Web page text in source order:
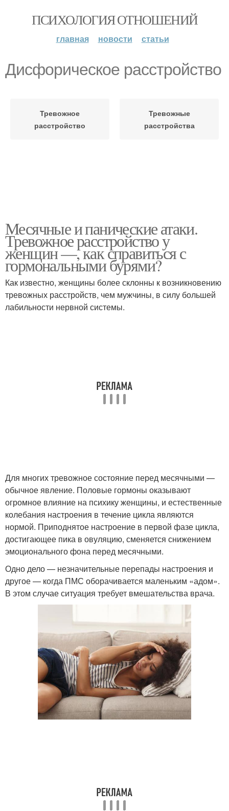
ПСИХОЛОГИЯ ОТНОШЕНИЙ
главная новости статьи
Дисфорическое расстройство
Тревожное
расстройство
Тревожные
расстройства
Месячные и панические атаки.
Тревожное расстройство у
женщин —, как справиться с
гормональными бурями?
Как известно, женщины более склонны к возникновению
тревожных расстройств, чем мужчины, в силу большей
лабильности нервной системы.
Для многих тревожное состояние перед месячными —
обычное явление. Половые гормоны оказывают
огромное влияние на психику женщины, и естественные
колебания настроения в течение цикла являются
нормой. Приподнятое настроение в первой фазе цикла,
достигающее пика в овуляцию, сменяется снижением
эмоционального фона перед месячными.
Одно дело — незначительные перепады настроения и
другое — когда ПМС оборачивается маленьким «адом».
В этом случае ситуация требует вмешательства врача.